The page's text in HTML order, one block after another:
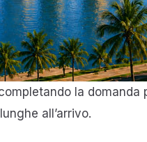
la
all’arrivo.